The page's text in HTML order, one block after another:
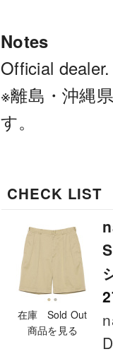
Notes
Official dealer.
※離島・沖縄
す。
CHECK LIST
在庫 Sold Out
商品を見る